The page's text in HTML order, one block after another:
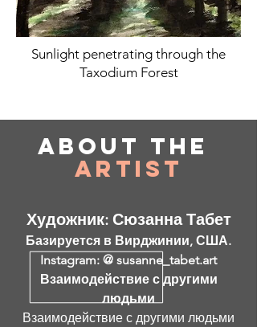
Sunlight penetrating through the
Taxodium Forest
About the
Artist
Художник: Сюзанна Табет
Базируется в Вирджинии, США.
Instagram: @ susanne_tabet.art
Взаимодействие с другими
людьми
Взаимодействие с другими людьми